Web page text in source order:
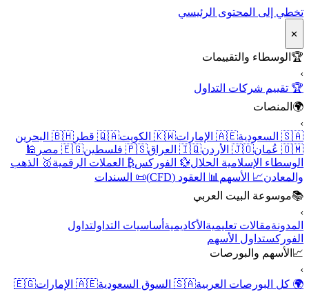
تخطي إلى المحتوى الرئيسي
✕
🏆الوسطاء والتقييمات
🏆 تقييم شركات التداول
🌍المنصات
🇸🇦 السعودية
🇦🇪 الإمارات 🇰🇼 الكويت 🇶🇦 قطر
🇧🇭 البحرين
🇴🇲 عُمان
🇯🇴 الأردن 🇮🇶 العراق 🇵🇸 فلسطين 🇪🇬 مصر
🕌
الوسطاء الإسلامية الحلال 💱 الفوركس ₿ العملات الرقمية🥇 الذهب
والمعادن📈 الأسهم📊 العقود (CFD)
📜 السندات
📚موسوعة البيت العربي
المدونةمقالات تعليميةالأكاديميةأساسيات التداولتداول
الفوركستداول الأسهم
📈الأسهم والبورصات
🌍 كل البورصات العربية🇸🇦 السوق السعودية 🇦🇪 الإمارات
🇪🇬